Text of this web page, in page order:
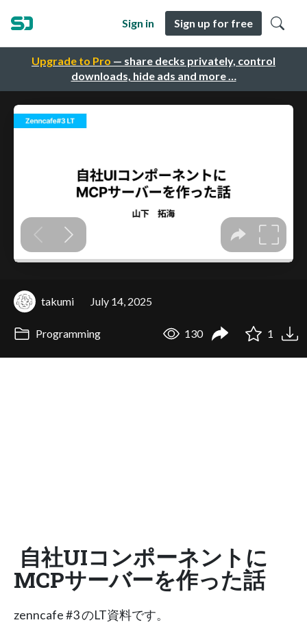
Upgrade to Pro — share decks privately, control
downloads, hide ads and more …
Sign in Sign up for free
takumi July 14, 2025
Programming 130 1
自社UIコンポーネントに
MCPサーバーを作った話
zenncafe #3 のLT資料です。